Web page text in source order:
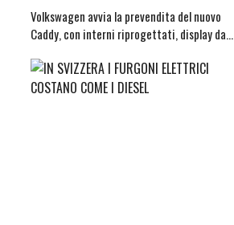
Volkswagen avvia la prevendita del nuovo
Caddy, con interni riprogettati, display da…